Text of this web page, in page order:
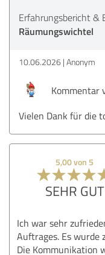
Erfahrungsbericht &
Räumungswichtel
10.06.2026 Anonym
Kommentar
Vielen Dank für die
5,00 von 5
SEHR GUT
Ich war sehr
Auftrages. Es
Die Kommunikation